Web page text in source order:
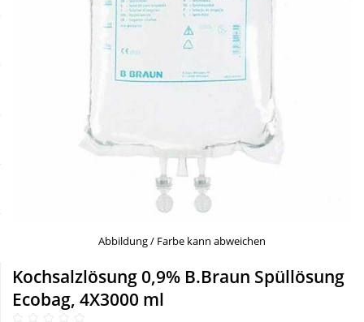
Schnäppchen
Täglich gut versorgt
Körperpflege & Kosmetik
Liebe & Erotik
Nahrungsergänzung
Natur & Homöopathie
Abbildung / Farbe kann abweichen
Kochsalzlösung 0,9% B.Braun Spüllösung
Ecobag, 4X3000 ml